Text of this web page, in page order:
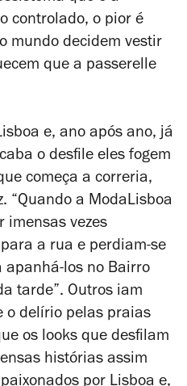
controlado, o pior é
mundo decidem vestir
que a passerelle
e, ano após ano, já
o desfile eles fogem
começa a correria,
“Quando a ModaLisboa
imensas vezes
a rua e perdiam-se
apanhá-los no Bairro
tarde”. Outros iam
o delírio pelas praias
os looks que desfilam
histórias assim
por Lisboa e,